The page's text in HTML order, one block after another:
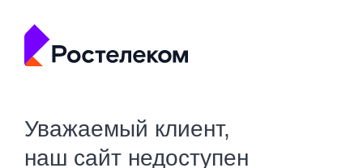
Уважаемый клиент,
наш сайт недоступен